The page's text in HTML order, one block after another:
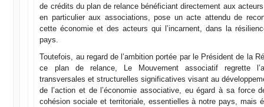
de crédits du plan de relance bénéficiant directement aux
en particulier aux associations, pose un acte attendu de
cette économie et des acteurs qui l’incarnent, dans la
pays.
Toutefois, au regard de l’ambition portée par le Président de la
ce plan de relance, Le Mouvement associatif regrette
transversales et structurelles significatives visant au
de l’action et de l’économie associative, eu égard à sa force
cohésion sociale et territoriale, essentielles à notre pays, mais